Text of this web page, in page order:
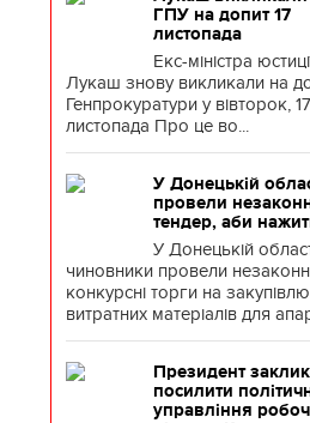
ГПУ на допит 17
листопада
Екс-міністра
Лукаш знову викликали на
Генпрокуратури у вівторок, 17
листопада Про це во...
У Донецькій
провели
тендер, аби
У Донецькій
чиновники провели
конкурсні торги на закупівлю
витратних матеріалів для
Президент
посилити
управління